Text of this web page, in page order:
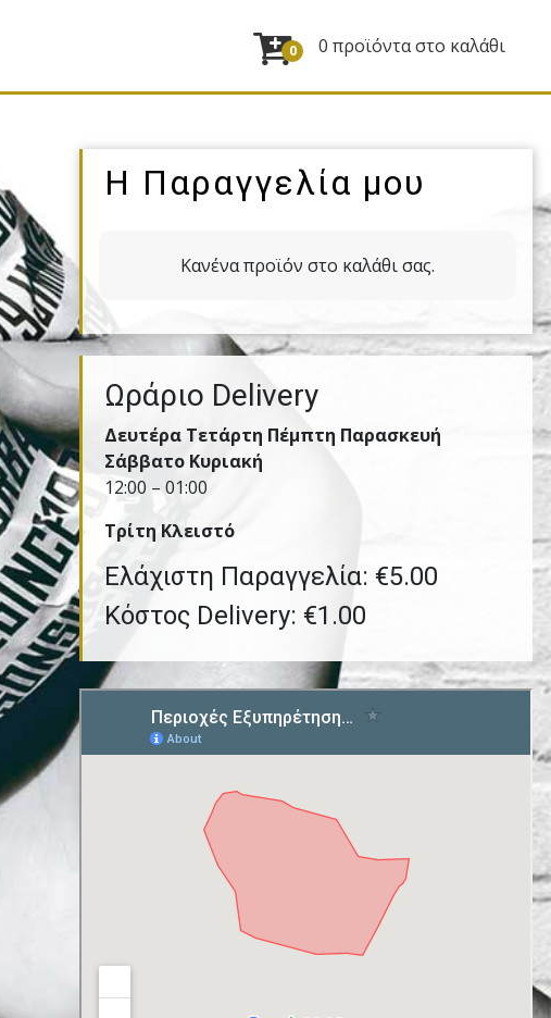
0 0 προϊόντα στο καλάθι
Η Παραγγελία μου
Κανένα προϊόν στο καλάθι σας.
Ωράριο Delivery
Δευτέρα Τετάρτη Πέμπτη Παρασκευή
Σάββατο Κυριακή
12:00 – 01:00
Τρίτη Kλειστό
Ελάχιστη Παραγγελία: €5.00
Κόστος Delivery: €1.00